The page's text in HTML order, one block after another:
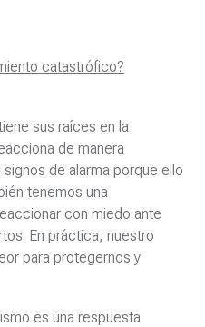
catastrófico?
sus raíces en la
de manera
de alarma porque ello
tenemos una
con miedo ante
En práctica, nuestro
para protegernos y
es una respuesta